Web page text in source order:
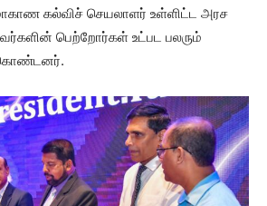
கல்விச் செயலாளர் உள்ளிட்ட அரச
பெற்றோர்கள் உட்பட பலரும்